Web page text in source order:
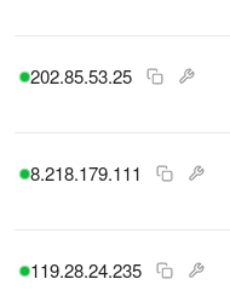
202.85.53.25
8.218.179.111
119.28.24.235